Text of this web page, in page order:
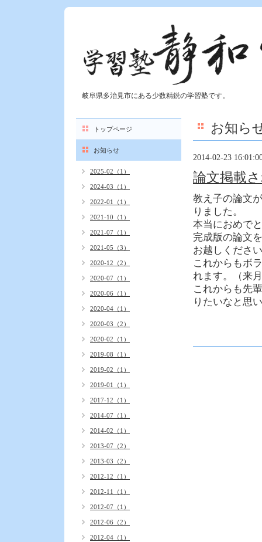
岐阜県多治見市にある少数精鋭の学習塾です。
お知ら
2014-02-23
論文掲載
教え子の論文
りました。
本当におめで
完成版の論文
お越しくださ
これからもボ
れます。（来
これからも先
りたいなと思
トップページ
お知らせ
2025-02（1）
2024-03（1）
2022-01（1）
2021-10（1）
2021-07（1）
2021-05（3）
2020-12（2）
2020-07（1）
2020-06（1）
2020-04（1）
2020-03（2）
2020-02（1）
2019-08（1）
2019-02（1）
2019-01（1）
2017-12（1）
2014-07（1）
2014-02（1）
2013-07（2）
2013-03（2）
2012-12（1）
2012-11（1）
2012-07（1）
2012-06（2）
2012-04（1）